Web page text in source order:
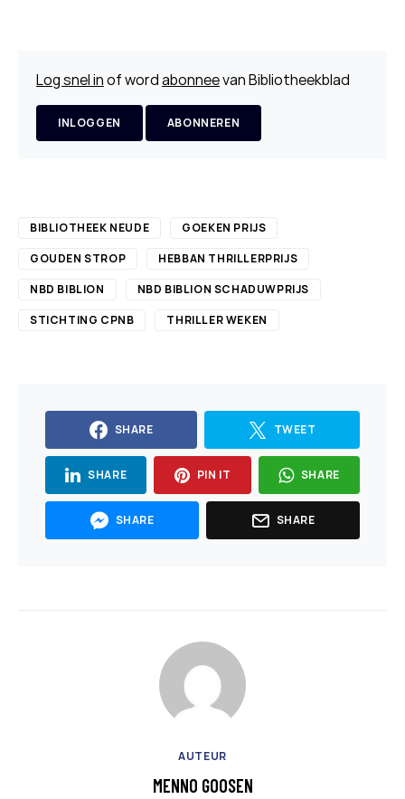
Log snel inof wordabonneevan Bibliotheekblad
INLOGGEN ABONNEREN
BIBLIOTHEEK NEUDE
GOEKEN PRIJS
GOUDEN STROP
HEBBAN THRILLERPRIJS
NBD BIBLION
NBD BIBLION SCHADUWPRIJS
STICHTING CPNB
THRILLER WEKEN
SHARE TWEET
SHARE PIN IT SHARE
SHARE SHARE
AUTEUR
MENNO GOOSEN